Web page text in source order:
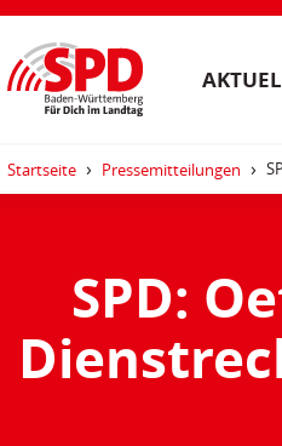
Startseite Pressemitteilungen
SPD: